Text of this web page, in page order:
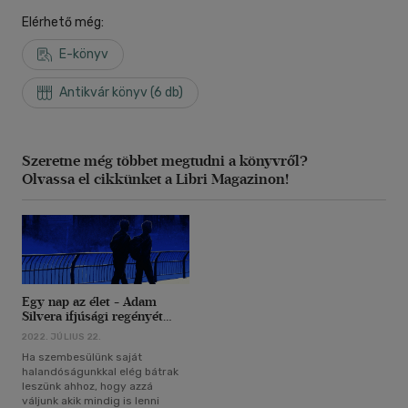
Elérhető még:
E-könyv
Antikvár könyv (6 db)
Szeretne még többet megtudni a könyvről?
Olvassa el cikkünket a Libri Magazinon!
Egy nap az élet - Adam
Silvera ifjúsági regényét
ajánljuk
2022. JÚLIUS 22.
Ha szembesülünk saját
halandóságunkkal elég bátrak
leszünk ahhoz, hogy azzá
váljunk akik mindig is lenni